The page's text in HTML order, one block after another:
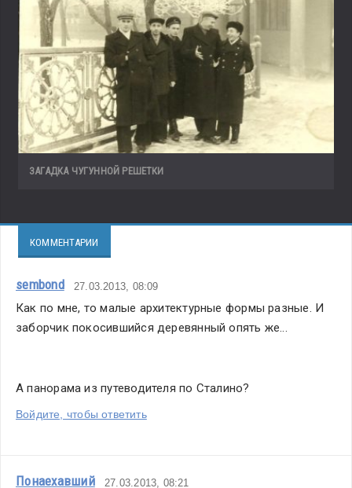
ЗАГАДКА ЧУГУННОЙ РЕШЕТКИ
КОММЕНТАРИИ
sembond 27.03.2013, 08:09
Как по мне, то малые архитектурные формы разные. И
заборчик покосившийся деревянный опять же...
А панорама из путеводителя по Сталино?
Войдите, чтобы ответить
Понаехавший 27.03.2013, 08:21